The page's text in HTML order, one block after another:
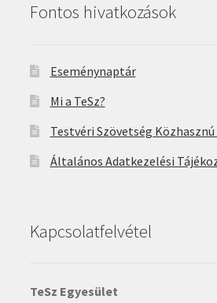
Fontos hivatkozások
Eseménynaptár
Mi a TeSz?
Testvéri Szövetség
Általános Adatkezelési
Kapcsolatfelvétel
TeSz Egyesület